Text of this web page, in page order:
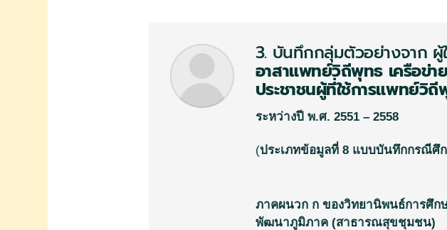
3. บันทึกกลุ่มตัวอย่างจาก ผู้
อาสาแพทย์วิถีพุทธ เครือข่
ประชาชนผู้ที่ใช้การแพทย์วิ
ระหว่างปี พ.ศ. 2551 – 2558
(ประเภทข้อมูลที่8 แบบบันทึกกรณีศึ
ภาคผนวก ก ของวิทยานิพนธ์การศึ
พัฒนาภูมิภาค (สาธารณสุขชุมชน)